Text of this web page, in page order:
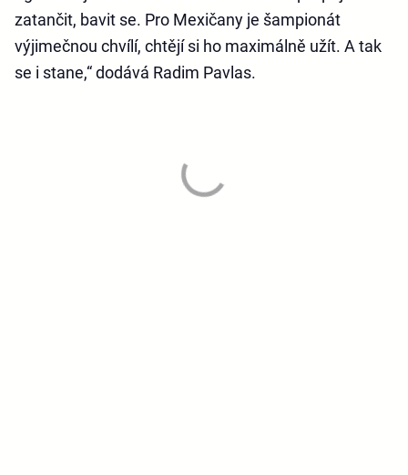
zatančit, bavit se. Pro Mexičany je šampionát
výjimečnou chvílí, chtějí si ho maximálně užít. A tak
se i stane,“ dodává Radim Pavlas.